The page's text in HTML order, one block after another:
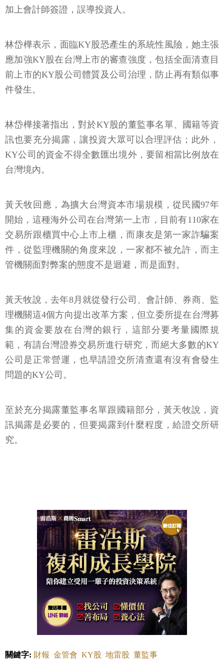
加上會計師簽證，誤導投資人。
林岱樺表示，面臨KY股恐產生的系統性風險，她主張
應加強KY股在台灣上市的審查強度，包括全面清查目
前上市的KY股公司體質及公司治理，防止再有類似事
件發生。
林岱樺接著指出，對於KY股的董監事名單、國籍等資
訊也要充分揭露，讓投資大眾可以合理評估；此外，
KY公司的資金不得全數匯出境外，要留相當比例放在
台灣境內。
黃天牧回應，為擴大台灣資本市場規模，從民國97年
開始，這種海外公司在台灣第一上市，目前有110家在
交易所跟櫃買中心上市上櫃，而康友是第一家詐騙案
件，從監理機關的角度來說，一家都不被允許，而主
管機關面對弊案的態度不是迴避，而是面對。
黃天牧說，去年8月就從發行公司、會計師、券商、監
理機關這4個方向提出改革方案，但立委所提在台灣募
集的資金要放在台灣的銀行，這部分要考量國際規
範，有請台灣證券交易所進行研究，而絕大多數的KY
公司是正常營運，也早請證交所清查還有沒有會發生
問題的KY公司。
至於充分揭露董監事名單跟國籍部分，黃天牧說，資
訊揭露是必要的，但要揭露到什麼程度，給證交所研
究。
關鍵字: 財報 金管會 KY股 地雷股 董監事